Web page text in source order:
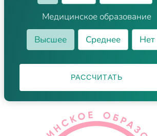
Медицинское образование
Высшее
Среднее Нет
РАССЧИТАТЬ